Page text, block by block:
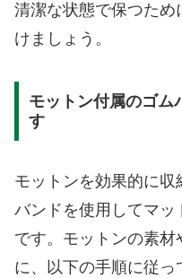
清潔な状態で保つた
けましょう。
モットン付属のゴム
す
モットンを効果的に
バンドを使用してマ
です。モットンの素
に、以下の手順に従